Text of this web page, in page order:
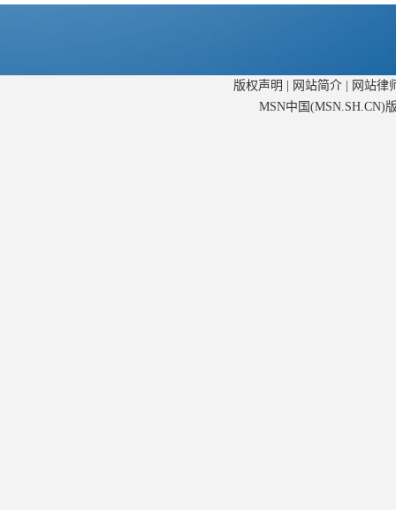
版权声明 网站简介|
网站律
MSN中国(MSN.SH.CN)